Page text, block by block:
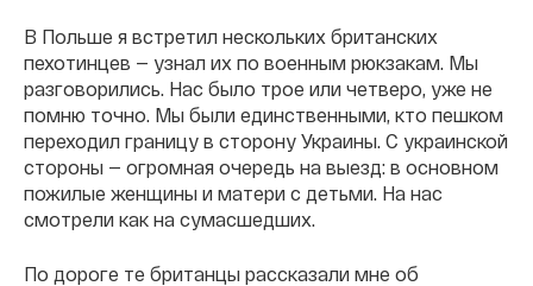
В Польше я встретил нескольких британских
пехотинцев — узнал их по военным рюкзакам. Мы
разговорились. Нас было трое или четверо, уже не
помню точно. Мы были единственными, кто пешком
переходил границу в сторону Украины. С украинской
стороны — огромная очередь на выезд: в основном
пожилые женщины и матери с детьми. На нас
смотрели как на сумасшедших.
По дороге те британцы рассказали мне об